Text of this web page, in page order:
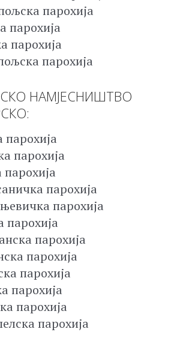
парохија
парохија
парохија
парохија
НАМЈЕСНИШТВО
парохија
парохија
парохија
парохија
парохија
парохија
парохија
парохија
парохија
парохија